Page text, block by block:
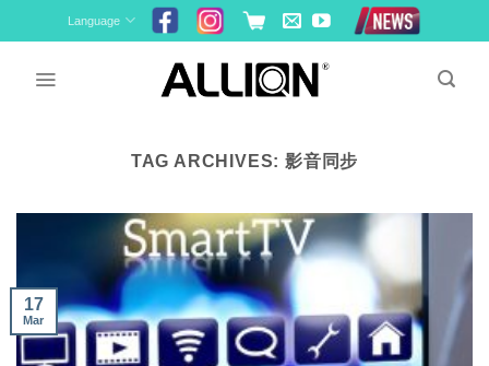
to
Language
TAG ARCHIVES: 影音同步
17
Mar